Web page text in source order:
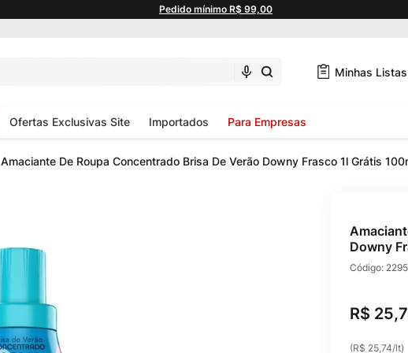
Pedido mínimo R$ 99,00
Minhas Listas
Ofertas Exclusivas Site Importados Para Empresas
Amaciante De Roupa Concentrado Brisa De Verão Downy Frasco 1l Grátis
Downy
Código:
R$ 25,
(R$ 25,74/lt)